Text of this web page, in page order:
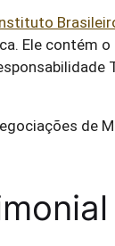
Ele contém
de